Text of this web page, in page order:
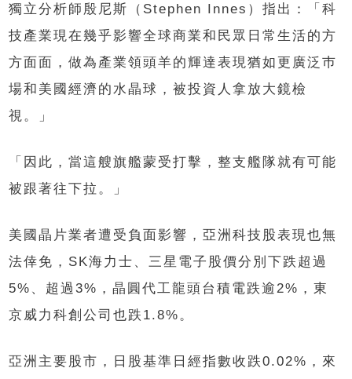
獨立分析師殷尼斯（ Stephen Innes ）指出：「科
技產業現在幾乎影響全球商業和民眾日常生活的方
方面面，做為產業領頭羊的輝達表現猶如更廣泛巿
場和美國經濟的水晶球，被投資人拿放大鏡檢
視。」
「因此，當這艘旗艦蒙受打擊，整支艦隊就有可能
被跟著往下拉。」
美國晶片業者遭受負面影響，亞洲科技股表現也無
法倖免， SK海力士、三星電子股價分別下跌超過
5% 、超過3% ，晶圓代工龍頭台積電跌逾 2% ，東
京威力科創公司也跌 1.8% 。
亞洲主要股市，日股基準日經指數收跌0.02% ，來